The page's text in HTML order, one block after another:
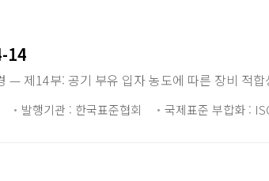
14
— 제14부: 공기 부유 입자 농도에 따른 장비 적합
발행기관 : 한국표준협회 국제표준 부합화 :